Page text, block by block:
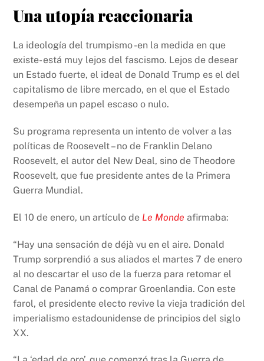
Una utopía reaccionaria
La ideología del trumpismo -en la medida en que
existe- está muy lejos del fascismo. Lejos de desear
un Estado fuerte, el ideal de Donald Trump es el del
capitalismo de libre mercado, en el que el Estado
desempeña un papel escaso o nulo.
Su programa representa un intento de volver a las
políticas de Roosevelt – no de Franklin Delano
Roosevelt, el autor del New Deal, sino de Theodore
Roosevelt, que fue presidente antes de la Primera
Guerra Mundial.
El 10 de enero, un artículo de Le Monde afirmaba:
“Hay una sensación de déjà vu en el aire. Donald
Trump sorprendió a sus aliados el martes 7 de enero
al no descartar el uso de la fuerza para retomar el
Canal de Panamá o comprar Groenlandia. Con este
farol, el presidente electo revive la vieja tradición del
imperialismo estadounidense de principios del siglo
XX.